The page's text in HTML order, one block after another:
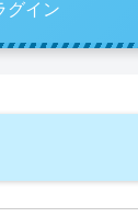
グイン